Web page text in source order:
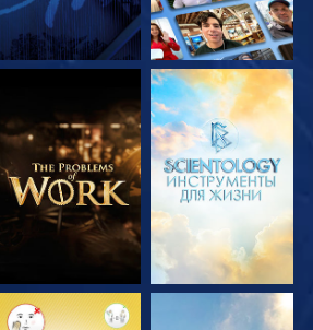
СМОТРЕТЬ
ПЕРЕДАЧИ
СМОТРЕТЬ
ПЕРЕДАЧИ